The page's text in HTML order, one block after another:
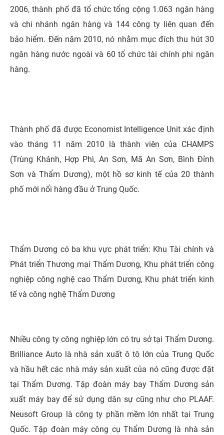
2006, thành phố đã tổ chức tổng cộng 1.063 ngân hàng
và chi nhánh ngân hàng và 144 công ty liên quan đến
bảo hiểm. Đến năm 2010, nó nhằm mục đích thu hút 30
ngân hàng nước ngoài và 60 tổ chức tài chính phi ngân
hàng.
Thành phố đã được Economist Intelligence Unit xác định
vào tháng 11 năm 2010 là thành viên của CHAMPS
(Trùng Khánh, Hợp Phì, An Sơn, Mã An Sơn, Bình Đỉnh
Sơn và Thẩm Dương), một hồ sơ kinh tế của 20 thành
phố mới nổi hàng đầu ở Trung Quốc.
Thẩm Dương có ba khu vực phát triển: Khu Tài chính và
Phát triển Thương mại Thẩm Dương, Khu phát triển công
nghiệp công nghệ cao Thẩm Dương, Khu phát triển kinh
tế và công nghệ Thẩm Dương
Nhiều công ty công nghiệp lớn có trụ sở tại Thẩm Dương.
Brilliance Auto là nhà sản xuất ô tô lớn của Trung Quốc
và hầu hết các nhà máy sản xuất của nó cũng được đặt
tại Thẩm Dương. Tập đoàn máy bay Thẩm Dương sản
xuất máy bay để sử dụng dân sự cũng như cho PLAAF.
Neusoft Group là công ty phần mềm lớn nhất tại Trung
Quốc. Tập đoàn máy công cụ Thẩm Dương là nhà sản